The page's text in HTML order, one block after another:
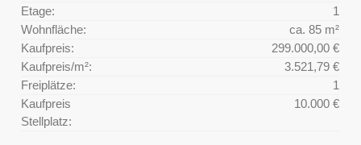
Etage:
1
Wohnfläche:
ca. 85 m²
Kaufpreis:
299.000,00 €
Kaufpreis/m²:
3.521,79 €
Freiplätze:
1
Kaufpreis
Stellplatz:
10.000 €